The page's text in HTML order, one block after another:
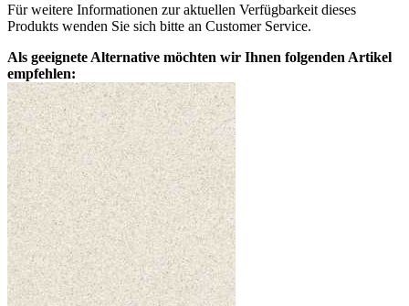
Für weitere Informationen zur aktuellen Verfügbarkeit dieses
Produkts wenden Sie sich bitte an Customer Service.
Als geeignete Alternative möchten wir Ihnen folgenden Artikel
empfehlen: